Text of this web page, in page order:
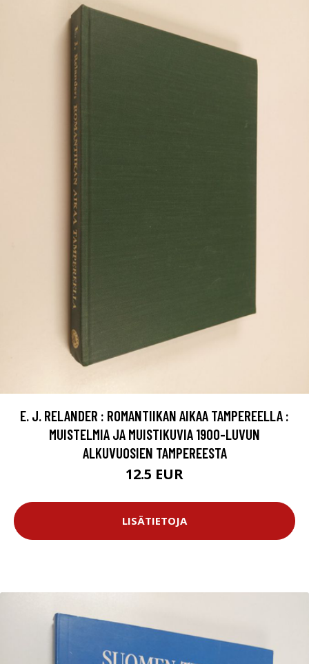
E. J. RELANDER : ROMANTIIKAN AIKAA TAMPEREELLA :
MUISTELMIA JA MUISTIKUVIA 1900-LUVUN
ALKUVUOSIEN TAMPEREESTA
12.5 EUR
LISÄTIETOJA